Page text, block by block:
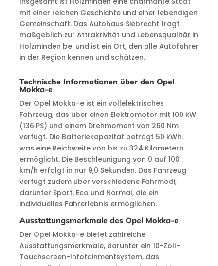
mit einer reichen Geschichte und einer lebendigen
Gemeinschaft. Das Autohaus Siebrecht trägt
maßgeblich zur Attraktivität und Lebensqualität in
Holzminden bei und ist ein Ort, den alle Autofahrer
in der Region kennen und schätzen.
Technische Informationen über den Opel
Mokka-e
Der Opel Mokka-e ist ein vollelektrisches
Fahrzeug, das über einen Elektromotor mit 100 kW
(136 PS) und einem Drehmoment von 260 Nm
verfügt. Die Batteriekapazität beträgt 50 kWh,
was eine Reichweite von bis zu 324 Kilometern
ermöglicht. Die Beschleunigung von 0 auf 100
km/h erfolgt in nur 9,0 Sekunden. Das Fahrzeug
verfügt zudem über verschiedene Fahrmodi,
darunter Sport, Eco und Normal, die ein
individuelles Fahrerlebnis ermöglichen.
Ausstattungsmerkmale des Opel Mokka-e
Der Opel Mokka-e bietet zahlreiche
Ausstattungsmerkmale, darunter ein 10-Zoll-
Touchscreen-Infotainmentsystem, das